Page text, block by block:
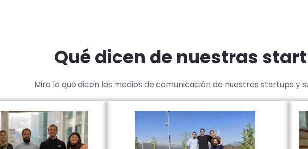
Qué dicen de nuestras
Mira lo que dicen los medios de comunicación de nuestras startups y